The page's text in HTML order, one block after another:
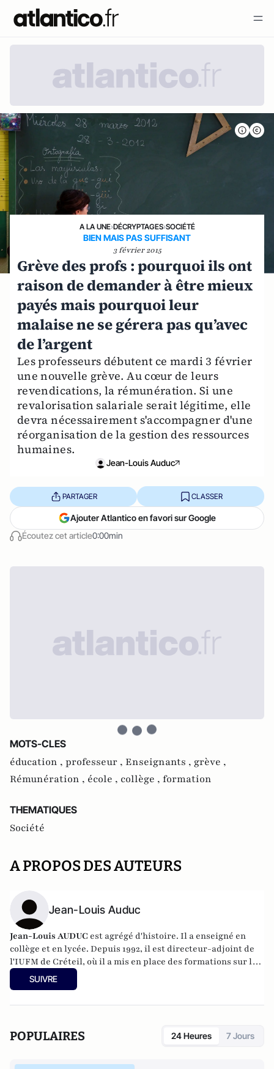
A LA UNE›DÉCRYPTAGES›SOCIÉTÉ
BIEN MAIS PAS SUFFISANT
3 février 2015
Grève des profs : pourquoi ils ont
raison de demander à être mieux
payés mais pourquoi leur
malaise ne se gérera pas qu’avec
de l’argent
Les professeurs débutent ce mardi 3 février
une nouvelle grève. Au cœur de leurs
revendications, la rémunération. Si une
revalorisation salariale serait légitime, elle
devra nécessairement s'accompagner d'une
réorganisation de la gestion des ressources
humaines.
Jean-Louis Auduc
Écoutez cet article0:00min
PARTAGER CLASSER
Ajouter Atlantico en favori sur Google
MOTS-CLES
éducation , professeur , Enseignants , grève ,
Rémunération , école , collège , formation
THEMATIQUES
Société
A PROPOS DES AUTEURS
Jean-Louis Auduc
Jean-Louis AUDUC est agrégé d'histoire. Il a enseigné en
collège et en lycée. Depuis 1992, il est directeur-adjoint de
l'IUFM de Créteil, où il a mis en place des formations sur les
relations parents-enseignants à partir de 1999. En 2001-
2002, il a été chargé de mission sur les problèmes de
éducatif, la violence à l'école, la citoyenneté et la laïcité.
SUIVRE
POPULAIRES 24 Heures 7 Jours